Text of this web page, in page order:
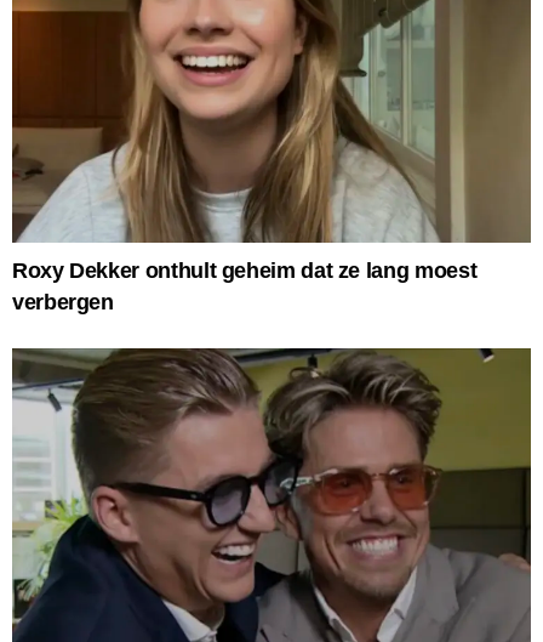
Roxy Dekker onthult geheim dat ze lang moest
verbergen